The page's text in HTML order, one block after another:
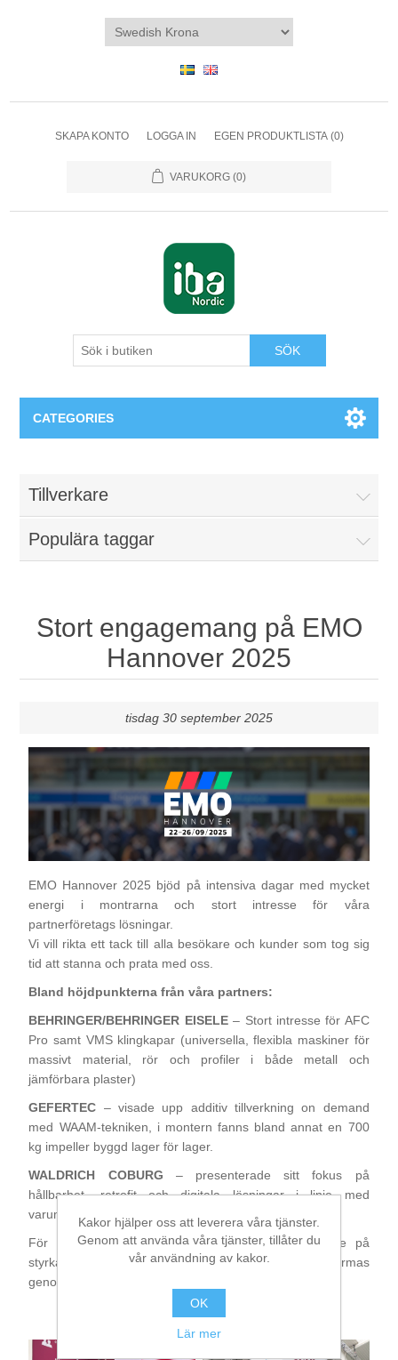
SKAPA KONTO LOGGA IN EGEN PRODUKTLISTA (0)
VARUKORG (0)
SÖK
CATEGORIES
Felsökning
Processanalys
Kvalitetsdokumentation
Elkvalitetsmätning
Tillståndsövervakning
Vibrationsanalys
Digitalisering
Temperaturmätning
Produkter
Hårdvara
Utbildning
Begner Machines
Tillverkare
Populära taggar
Stort engagemang på EMO
Hannover 2025
tisdag 30 september 2025
EMO Hannover 2025 bjöd på intensiva dagar med mycket
energi i montrarna och stort intresse för våra
partnerföretags lösningar.
Vi vill rikta ett tack till alla besökare och kunder som tog sig
tid att stanna och prata med oss.
Bland höjdpunkterna från våra partners:
BEHRINGER/BEHRINGER EISELE– Stort intresse för AFC
Pro samt VMS klingkapar (universella, flexibla maskiner för
massivt material, rör och profiler i både metall och
jämförbara plaster)
GEFERTEC – visade upp additiv tillverkning on demand
med WAAM-tekniken, i montern fanns bland annat en 700
kg impeller byggd lager för lager.
WALDRICH COBURG – presenterade sitt fokus på
hållbarhet, retrofit och digitala lösningar i linje med
varumärkeslöftet
För oss på Begner blev EMO 2025 en bekräftelse på
styrkan i våra partnerskap och att framtidens industri formas
genom samarbete, innovation och långsiktiga lösningar.
Kakor hjälper oss att leverera våra tjänster.
Genom att använda våra tjänster, tillåter du
vår användning av kakor.
OK
Lär mer